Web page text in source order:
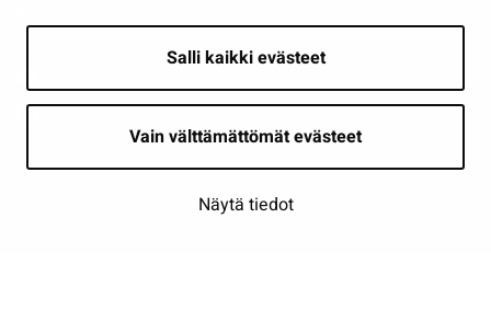
Salli kaikki evästeet
Vain välttämättömät evästeet
Näytä tiedot
Saavutettavuusseloste | © Seinäjoki 2026